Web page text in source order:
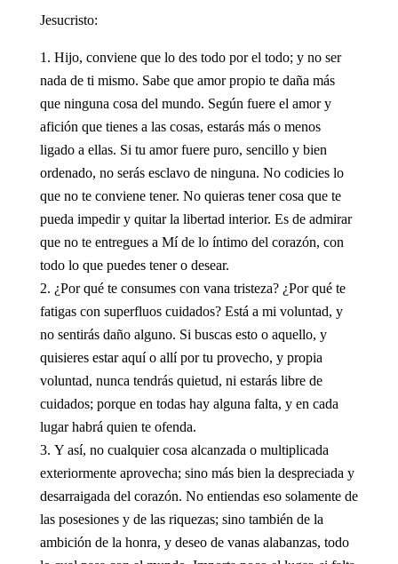
Jesucristo:
Hijo, conviene que lo des todo por el todo; y no ser
nada de ti mismo. Sabe que amor propio te daña más
que ninguna cosa del mundo. Según fuere el amor y
afición que tienes a las cosas, estarás más o menos
ligado a ellas. Si tu amor fuere puro, sencillo y bien
ordenado, no serás esclavo de ninguna. No codicies lo
que no te conviene tener. No quieras tener cosa que te
pueda impedir y quitar la libertad interior. Es de admirar
que no te entregues a Mí de lo íntimo del corazón, con
todo lo que puedes tener o desear.
¿Por qué te consumes con vana tristeza? ¿Por qué te
fatigas con superfluos cuidados? Está a mi voluntad, y
no sentirás daño alguno. Si buscas esto o aquello, y
quisieres estar aquí o allí por tu provecho, y propia
voluntad, nunca tendrás quietud, ni estarás libre de
cuidados; porque en todas hay alguna falta, y en cada
lugar habrá quien te ofenda.
Y así, no cualquier cosa alcanzada o multiplicada
exteriormente aprovecha; sino más bien la despreciada y
desarraigada del corazón. No entiendas eso solamente de
las posesiones y de las riquezas; sino también de la
ambición de la honra, y deseo de vanas alabanzas, todo